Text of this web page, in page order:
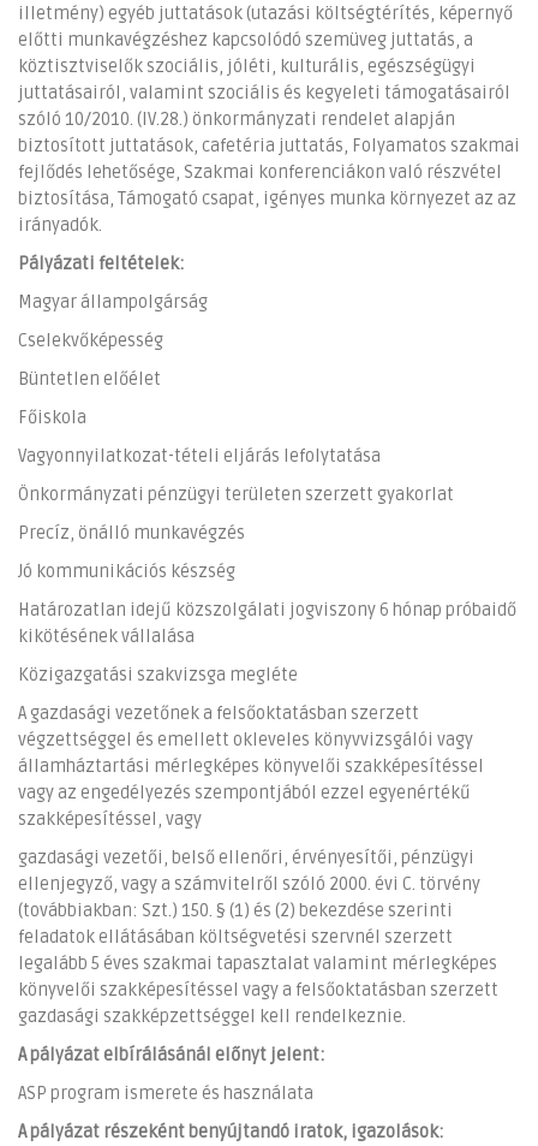
illetmény) egyéb juttatások (utazási költségtérítés, képernyő
előtti munkavégzéshez kapcsolódó szemüveg juttatás, a
köztisztviselők szociális, jóléti, kulturális, egészségügyi
juttatásairól, valamint szociális és kegyeleti támogatásairól
szóló 10/2010. (IV.28.) önkormányzati rendelet alapján
biztosított juttatások, cafetéria juttatás, Folyamatos szakmai
fejlődés lehetősége, Szakmai konferenciákon való részvétel
biztosítása, Támogató csapat, igényes munka környezet az az
irányadók.
Pályázati feltételek:
Magyar állampolgárság
Cselekvőképesség
Büntetlen előélet
Főiskola
Vagyonnyilatkozat-tételi eljárás lefolytatása
Önkormányzati pénzügyi területen szerzett gyakorlat
Precíz, önálló munkavégzés
Jó kommunikációs készség
Határozatlan idejű közszolgálati jogviszony 6 hónap próbaidő
kikötésének vállalása
Közigazgatási szakvizsga megléte
A gazdasági vezetőnek a felsőoktatásban szerzett
végzettséggel és emellett okleveles könyvvizsgálói vagy
államháztartási mérlegképes könyvelői szakképesítéssel
vagy az engedélyezés szempontjából ezzel egyenértékű
szakképesítéssel, vagy
gazdasági vezetői, belső ellenőri, érvényesítői, pénzügyi
ellenjegyző, vagy a számvitelről szóló 2000. évi C. törvény
(továbbiakban: Szt.) 150. § (1) és (2) bekezdése szerinti
feladatok ellátásában költségvetési szervnél szerzett
legalább 5 éves szakmai tapasztalat valamint mérlegképes
könyvelői szakképesítéssel vagy a felsőoktatásban szerzett
gazdasági szakképzettséggel kell rendelkeznie.
A pályázat elbírálásánál előnyt jelent:
ASP program ismerete és használata
A pályázat részeként benyújtandó iratok, igazolások: